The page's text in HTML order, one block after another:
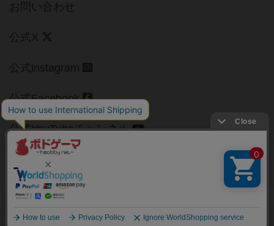
お問い合わせ
公式X
公式instagram
公式Facebook
公式YouTubeチャンネル